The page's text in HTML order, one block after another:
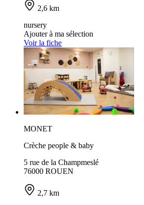
2,6 km
nursery
Ajouter à ma sélection
Voir la fiche
MONET
Crèche people & baby
5 rue de la Champmeslé
76000 ROUEN
2,7 km